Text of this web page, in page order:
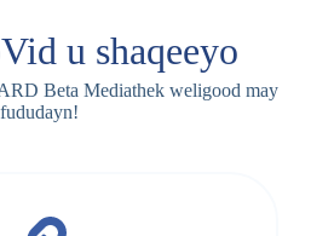
u shaqeeyo
Beta Mediathek weligood may
fududayn!